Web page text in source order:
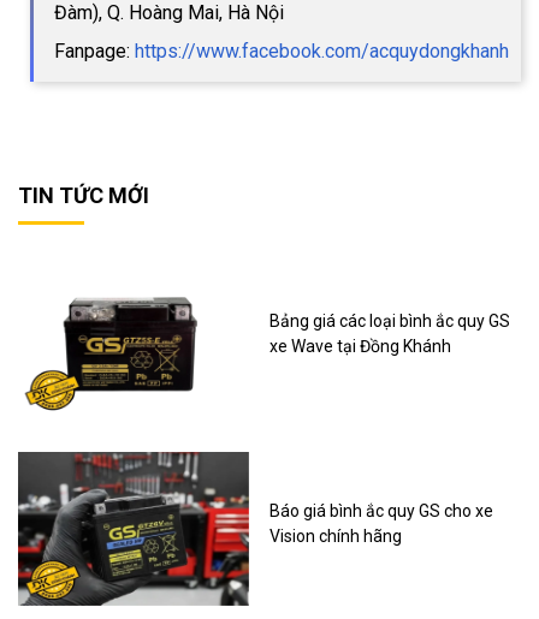
Đàm), Q. Hoàng Mai, Hà Nội
Fanpage: https://www.facebook.com/acquydongkhanh
TIN TỨC MỚI
Bảng giá các loại bình ắc quy GS
xe Wave tại Đồng Khánh
Báo giá bình ắc quy GS cho xe
Vision chính hãng